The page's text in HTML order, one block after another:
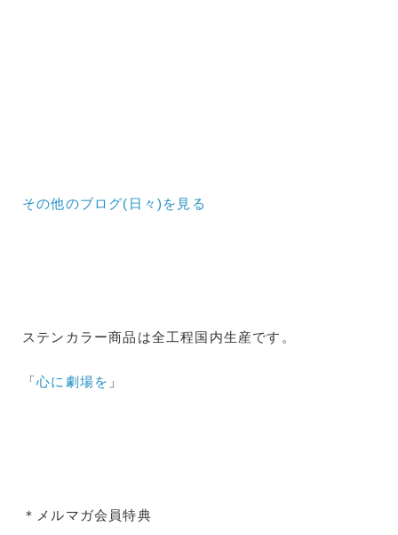
その他のブログ(日々) を見る
ステンカラー商品は全工程国内生産です。
「心に劇場を 」
＊メルマガ会員特典